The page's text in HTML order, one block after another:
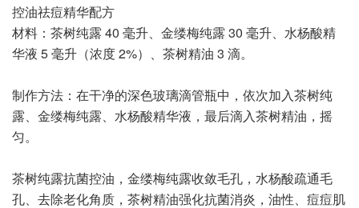
控油祛痘精华配方
材料：茶树纯露 40 毫升、金缕梅纯露 30 毫升、水杨酸精
华液 5 毫升（浓度 2%）、茶树精油 3 滴。
制作方法：在干净的深色玻璃滴管瓶中，依次加入茶树纯
露、金缕梅纯露、水杨酸精华液，最后滴入茶树精油，摇
匀。
茶树纯露抗菌控油，金缕梅纯露收敛毛孔，水杨酸疏通毛
孔、去除老化角质，茶树精油强化抗菌消炎，油性、痘痘肌